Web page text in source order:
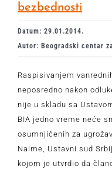
bezbednosti
Datum: 29.01.2014.
Autor: Beogradski centar
Raspisivanjem
neposredno nakon
nije u skladu sa
BIA jedno vreme neće
osumnjičenih za
Naime, Ustavni sud
kojom je utvrdio da